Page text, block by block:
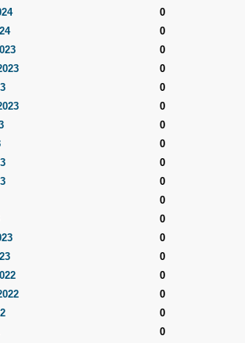
0
0
0
0
0
0
0
0
0
0
0
0
0
0
0
0
0
0